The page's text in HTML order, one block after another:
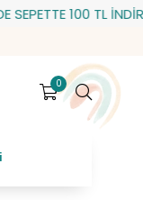
TL İNDİRİM! HEDİYE
0